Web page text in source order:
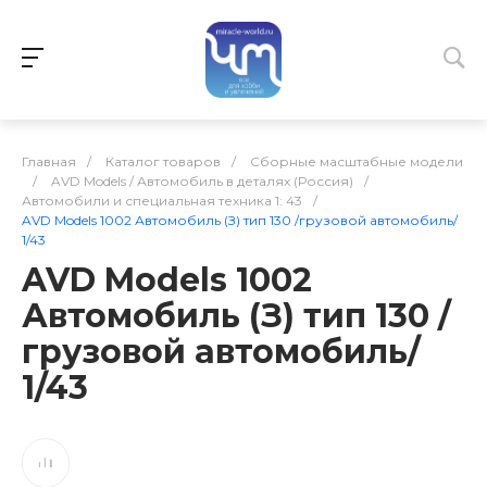
Главная / Каталог товаров /
Сборные масштабные модели
/
AVD Models / Автомобиль в деталях (Россия)
/
Автомобили и специальная техника 1: 43
/
AVD Models 1002 Автомобиль (З) тип 130 /грузовой автомобиль/
1/43
AVD Models 1002
Автомобиль (З) тип 130 /
грузовой автомобиль/
1/43